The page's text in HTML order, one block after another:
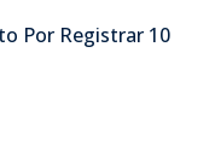
Por Registrar 10